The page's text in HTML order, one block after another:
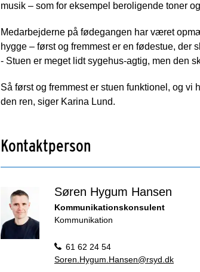
musik – som for eksempel beroligende toner
Medarbejderne på fødegangen har været
hygge – først og fremmest er en fødestue, der
- Stuen er meget lidt sygehus-agtig, men den
Så først og fremmest er stuen funktionel, og
den ren, siger Karina Lund.
Kontaktperson
Søren Hygum Hansen
Kommunikationskonsulent
Kommunikation
61 62 24 54
Soren.Hygum.Hansen@rsyd.dk